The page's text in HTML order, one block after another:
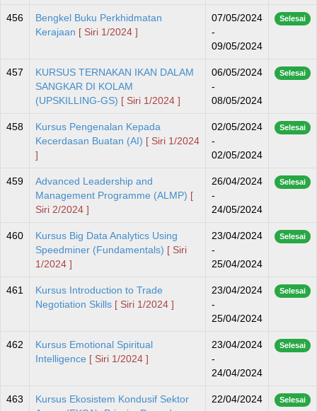
456
Bengkel Buku Perkhidmatan
Kerajaan [ Siri 1/2024 ]
07/05/2024
-
09/05/2024
Selesai
457
KURSUS TERNAKAN IKAN DALAM
SANGKAR DI KOLAM
(UPSKILLING-GS) [ Siri 1/2024 ]
06/05/2024
-
08/05/2024
Selesai
458
Kursus Pengenalan Kepada
Kecerdasan Buatan (AI) [ Siri 1/2024
]
02/05/2024
-
02/05/2024
Selesai
459
Advanced Leadership and
Management Programme (ALMP) [
Siri 2/2024 ]
26/04/2024
-
24/05/2024
Selesai
460
Kursus Big Data Analytics Using
Speedminer (Fundamentals) [ Siri
1/2024 ]
23/04/2024
-
25/04/2024
Selesai
461
Kursus Introduction to Trade
Negotiation Skills [ Siri 1/2024 ]
23/04/2024
-
25/04/2024
Selesai
462
Kursus Emotional Spiritual
Intelligence [ Siri 1/2024 ]
23/04/2024
-
24/04/2024
Selesai
463
Kursus Ekosistem Kondusif Sektor
22/04/2024
Selesai